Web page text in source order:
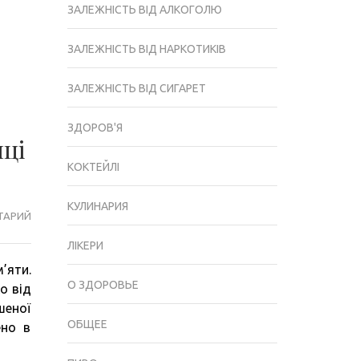
ПИТНИХ
НАСТОЯНОК
М’ЯТОЮ
від
в
ЗАЛЕЖНІСТЬ ВІД АЛКОГОЛЮ
ЗАЛЕЖНІСТЬ ВІД НАРКОТИКІВ
ЗАЛЕЖНІСТЬ ВІД СИГАРЕТ
ЗДОРОВ'Я
КОКТЕЙЛІ
КУЛИНАРИЯ
ЛІКЕРИ
О ЗДОРОВЬЕ
ОБЩЕЕ